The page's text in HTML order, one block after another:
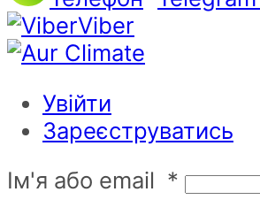
Viber
Увійти
Зареєструватись
Ім'я або email *